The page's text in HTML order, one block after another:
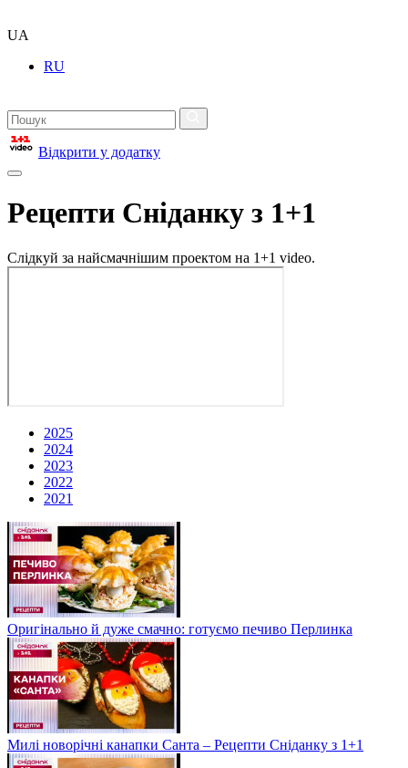
UA
RU
Відкрити у додатку
Рецепти Сніданку з 1+1
Слідкуй за найсмачнішим проектом на 1+1 video.
2025
2024
2023
2022
2021
Оригінально й дуже смачно: готуємо печиво Перлинка
Милі новорічні канапки Санта – Рецепти Сніданку з 1+1